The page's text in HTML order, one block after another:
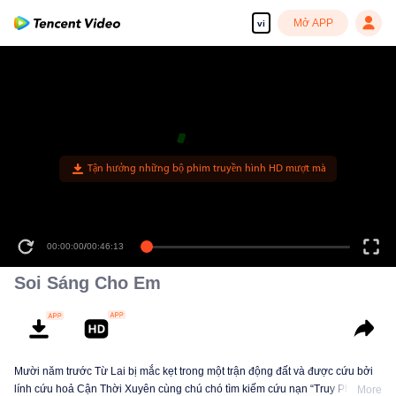
vi Mở APP
Tận hưởng những bộ phim truyền hình HD mượt mà
00:00:00/00:46:13
Soi Sáng Cho Em
Mười năm trước Từ Lai bị mắc kẹt trong một trận động đất và được cứu bởi
lính cứu hoả Cận Thời Xuyên cùng chú chó tìm kiếm cứu nạn “Truy Phong”.
More